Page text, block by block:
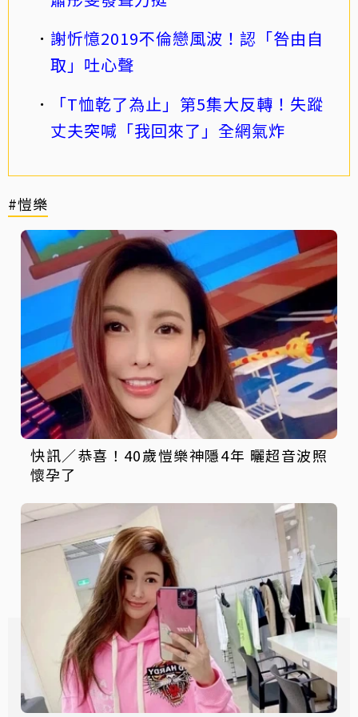
謝忻憶2019不倫戀風波！認「咎由自
取」吐心聲
「T恤乾了為止」第5集大反轉！失蹤
丈夫突喊「我回來了」全網氣炸
#愷樂
快訊／恭喜！40歲愷樂神隱4年 曬超音波照
懷孕了